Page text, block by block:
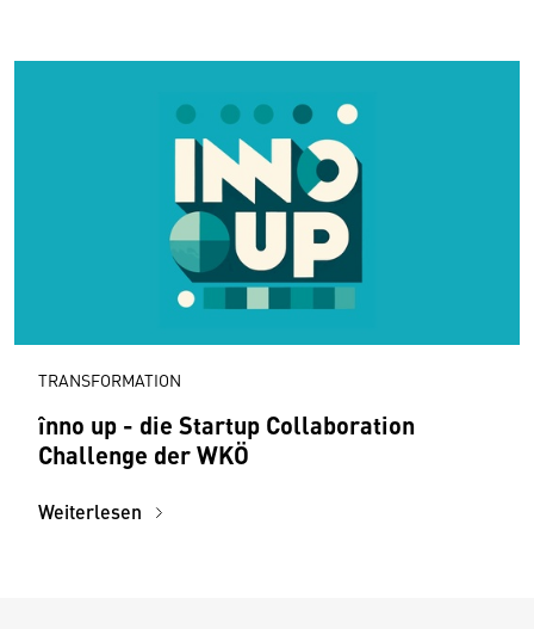
TRANSFORMATION
înno up - die Startup Collaboration
Challenge der WKÖ
Weiterlesen